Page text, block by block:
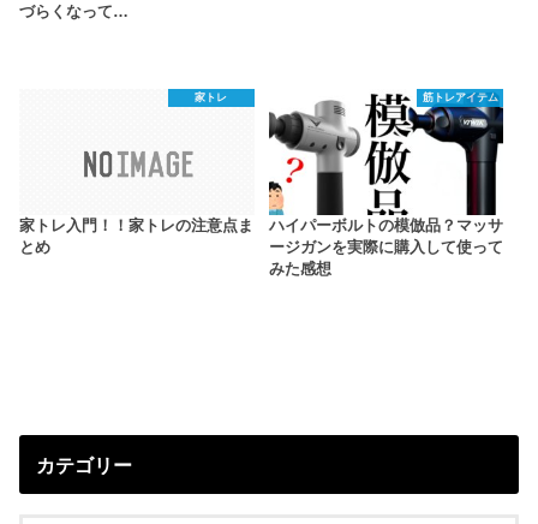
づらくなって…
家トレ
家トレ入門！！家トレの注意点ま
とめ
筋トレアイテム
ハイパーボルトの模倣品？マッサ
ージガンを実際に購入して使って
みた感想
カテゴリー